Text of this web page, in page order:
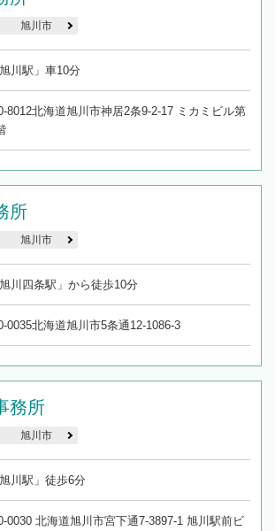
旭川市
川駅」車10分
8012北海道旭川市神居2条9-2-17 ミカミビル第
所
旭川市
川四条駅」から徒歩10分
0035北海道旭川市5条通12-1086-3
務所
旭川市
川駅」徒歩6分
0030 北海道旭川市宮下通7-3897-1 旭川駅前ビ